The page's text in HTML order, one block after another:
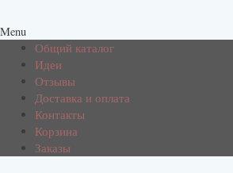
Menu
Общий каталог
Идеи
Отзывы
Доставка и оплата
Контакты
Корзина
Заказы